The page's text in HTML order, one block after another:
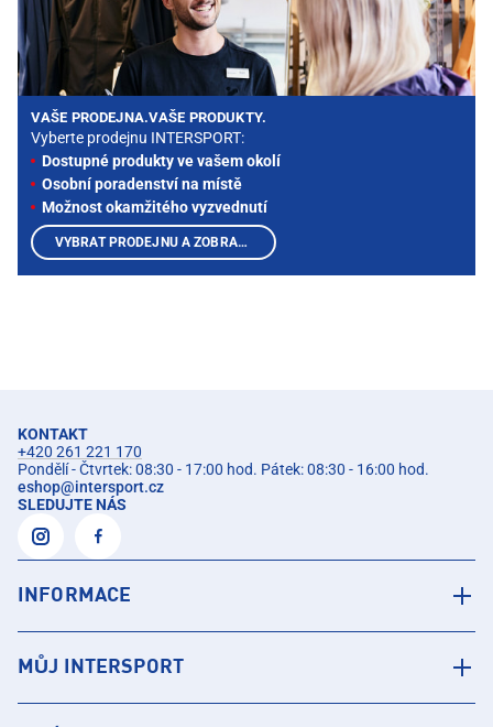
VAŠE PRODEJNA.VAŠE PRODUKTY.
Vyberte prodejnu INTERSPORT:
Dostupné produkty ve vašem okolí
Osobní poradenství na místě
Možnost okamžitého vyzvednutí
VYBRAT PRODEJNU A ZOBRAZIT PRODUKTY
KONTAKT
+420 261 221 170
Pondělí - Čtvrtek: 08:30 - 17:00 hod. Pátek: 08:30 - 16:00 hod.
eshop@intersport.cz
SLEDUJTE NÁS
INFORMACE
MŮJ INTERSPORT